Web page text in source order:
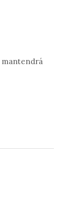
mantendrá